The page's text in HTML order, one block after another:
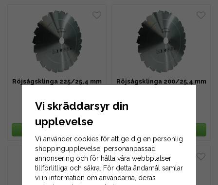
Röjsågsklinga 225/25,4 mm
LÄGG I VARUKORG
Röjsågsklinga 200/25,4 mm
Vi skräddarsyr din
upplevelse
Vi använder cookies för att ge dig en personlig
shoppingupplevelse, personanpassad
annonsering och för hålla våra webbplatser
tillförlitliga och säkra. För detta ändamål samlar
vi in information om användarna, deras